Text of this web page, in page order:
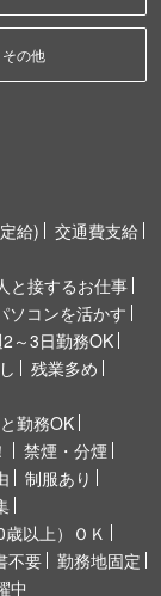
その他
給)
交通費支給
と接するお仕事
ソコンを活かす
～3日勤務OK
残業多め
勤務OK
禁煙・分煙
制服あり
以上）ＯＫ
不要
勤務地固定
中